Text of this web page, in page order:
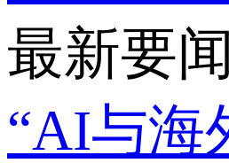
最新要闻
“AI与海